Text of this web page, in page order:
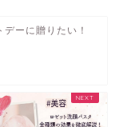
デーに贈りたい！